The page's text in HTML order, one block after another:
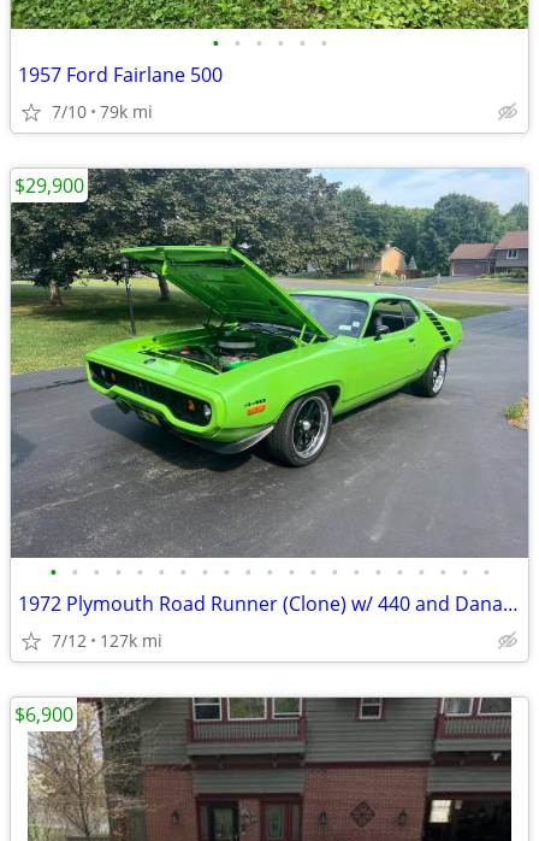
• • • • • •
1957 Ford Fairlane 500
7/10 79k mi
• • • • • • • • • • • • • • • • • • • • •
1972 Plymouth Road Runner (Clone) w/ 440 and Dana 60 rear end
7/12 127k mi
$29,900
$6,900